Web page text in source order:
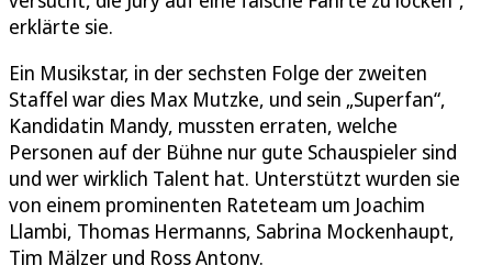
erklärte sie.
Ein Musikstar, in der sechsten Folge der zweiten
Staffel war dies Max Mutzke, und sein „Superfan“,
Kandidatin Mandy, mussten erraten, welche
Personen auf der Bühne nur gute Schauspieler sind
und wer wirklich Talent hat. Unterstützt wurden sie
von einem prominenten Rateteam um Joachim
Llambi, Thomas Hermanns, Sabrina Mockenhaupt,
Tim Mälzer und Ross Antony.